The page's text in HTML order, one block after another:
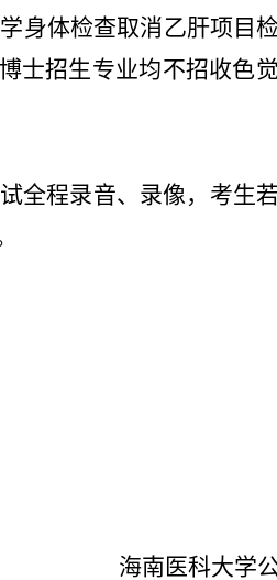
身体检查取消乙肝项目
士招生专业均不招收色
全程录音、录像，考生
海南医科大学